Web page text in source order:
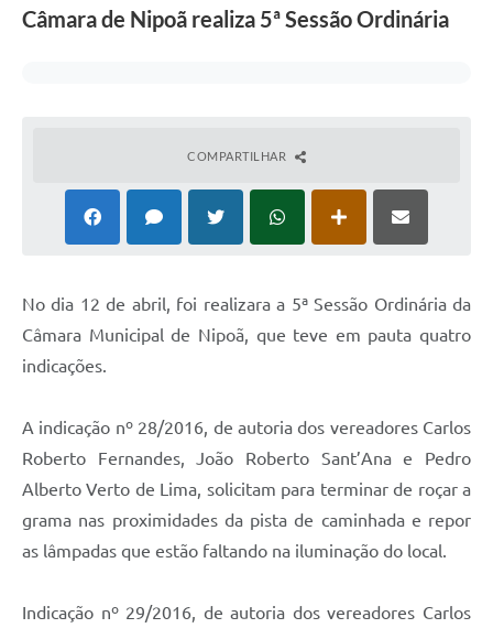
Câmara de Nipoã realiza 5ª Sessão Ordinária
COMPARTILHAR
No dia 12 de abril, foi realizara a 5ª Sessão Ordinária da
Câmara Municipal de Nipoã, que teve em pauta quatro
indicações.
A indicação nº 28/2016, de autoria dos vereadores Carlos
Roberto Fernandes, João Roberto Sant’Ana e Pedro
Alberto Verto de Lima, solicitam para terminar de roçar a
grama nas proximidades da pista de caminhada e repor
as lâmpadas que estão faltando na iluminação do local.
Indicação nº 29/2016, de autoria dos vereadores Carlos